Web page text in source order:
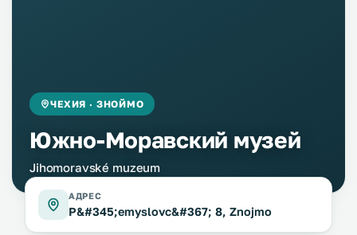
ЧЕХИЯ · ЗНОЙМО
Южно-Моравский музей
Jihomoravské muzeum
АДРЕС
P&#345;emyslovc&#367; 8, Znojmo